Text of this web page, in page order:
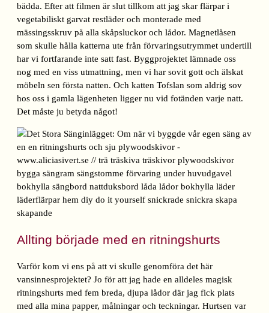
bädda. Efter att filmen är slut tillkom att jag skar flärpar i
vegetabiliskt garvat restläder och monterade med
mässingsskruv på alla skåpsluckor och lådor. Magnetlåsen
som skulle hålla katterna ute från förvaringsutrymmet undertill
har vi fortfarande inte satt fast. Byggprojektet lämnade oss
nog med en viss utmattning, men vi har sovit gott och älskat
möbeln sen första natten. Och katten Tofslan som aldrig sov
hos oss i gamla lägenheten ligger nu vid fotänden varje natt.
Det måste ju betyda något!
Allting började med en ritningshurts
Varför kom vi ens på att vi skulle genomföra det här
vansinnesprojektet? Jo för att jag hade en alldeles magisk
ritningshurts med fem breda, djupa lådor där jag fick plats
med alla mina papper, målningar och teckningar. Hurtsen var